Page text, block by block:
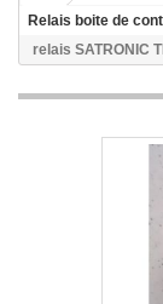
Relais boite de
relais SATRONIC